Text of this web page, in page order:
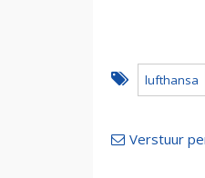
lufthansa
Verstuur